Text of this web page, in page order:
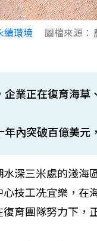
續環境 圖檔來源：
業正在復育海草
內突破百億美元
深三米處的淺海
技工冼宜樂，在
育團隊努力下，